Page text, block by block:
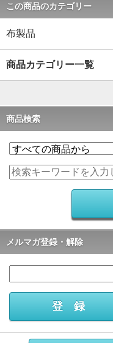
この商品のカテゴリー
布製品
商品カテゴリー一覧
商品検索
メルマガ登録・解除